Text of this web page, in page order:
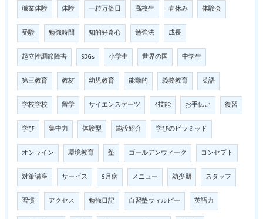
職業体験 体験 一粒万倍日 高校生 春休み 体験会
受験 勉強時間 知的好奇心 勉強法 成長
起立性調節障害 SDGs 小学生 世界の国 中学生
第三教育 教材 幼児教育 能動的 義務教育 英語
学校学校 留学 サイエンスゲーツ 4技能 お手伝い 復習
学び 集中力 体験型 施設紹介 学びのピラミッド
オンライン 環境教育 塾 ゴールデンウィーク コンセプト
対策講座 サービス 5月病 メニュー 幼少期 スタッフ
習慣 アクセス 勉強日記 自習塾ウィルビー 英語力